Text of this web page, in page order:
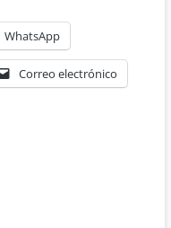
WhatsApp
Correo electrónico